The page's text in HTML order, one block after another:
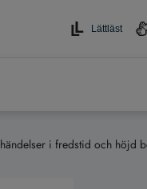
Lättläst
i fredstid och höjd